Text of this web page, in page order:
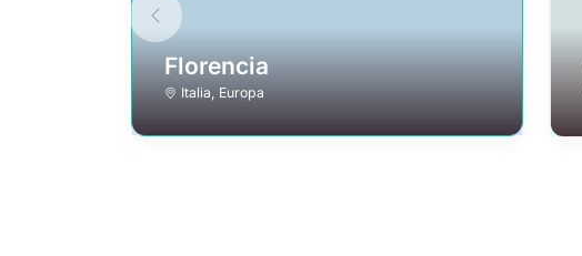
Florencia
Italia, Europa